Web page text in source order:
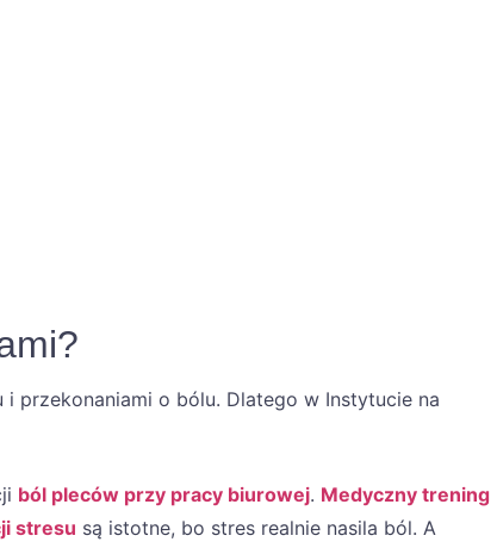
przekonaniami o bólu. Dlatego w Instytucie na
ból pleców przy pracy biurowej. Medyczny trening
stresu są istotne, bo stres realnie nasila ból. A